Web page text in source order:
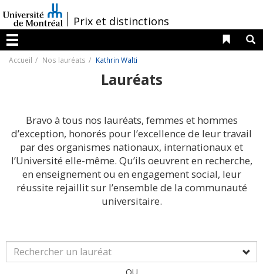
au
contenu
/Prix et distinctions
Menu
Liens
Accueil Nos lauréats Kathrin Walti
Lauréats
Bravo à tous nos lauréats, femmes et hommes
d’exception, honorés pour l’excellence de leur travail
par des organismes nationaux, internationaux et
l’Université elle-même. Qu’ils oeuvrent en recherche,
en enseignement ou en engagement social, leur
réussite rejaillit sur l’ensemble de la communauté
universitaire.